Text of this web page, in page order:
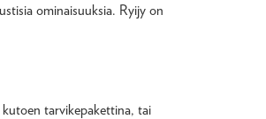
ominaisuuksia. Ryijy on
tarvikepakettina, tai